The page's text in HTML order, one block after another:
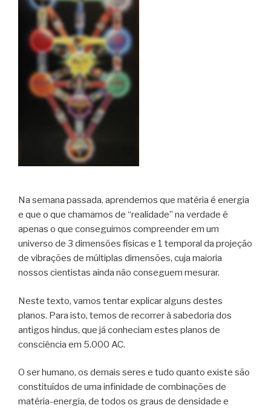
Na semana passada, aprendemos que matéria é energia
e que o que chamamos de “realidade” na verdade é
apenas o que conseguimos compreender em um
universo de 3 dimensões físicas e 1 temporal da projeção
de vibrações de múltiplas dimensões, cuja maioria
nossos cientistas ainda não conseguem mesurar.
Neste texto, vamos tentar explicar alguns destes
planos. Para isto, temos de recorrer à sabedoria dos
antigos hindus, que já conheciam estes planos de
consciência em 5.000 AC.
O ser humano, os demais seres e tudo quanto existe são
constituídos de uma infinidade de combinações de
matéria-energia, de todos os graus de densidade e